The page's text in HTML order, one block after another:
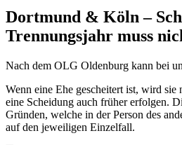
Dortmund & Köln –
Trennungsjahr muss
Nach dem OLG Oldenburg kann bei
Wenn eine Ehe gescheitert ist, wird sie
eine Scheidung auch früher erfolgen.
Gründen, welche in der Person des
auf den jeweiligen Einzelfall.